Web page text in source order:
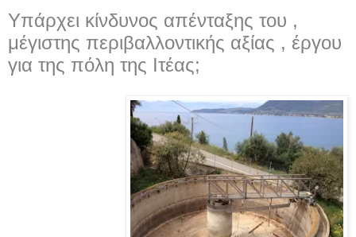
Υπάρχει κίνδυνος απένταξης του ,
μέγιστης περιβαλλοντικής αξίας , έργου
για της πόλη της Ιτέας;